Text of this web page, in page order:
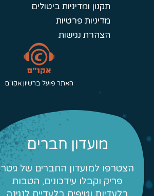
תקנון ומדיניות ביטולים
מדיניות פרטיות
הצהרת נגישות
האתר פועל ברשיון אקו"ם
מועדון חברים
הצטרפו למועדון החברים של גיטר
פריק וקבלו עידכונים, הטבות